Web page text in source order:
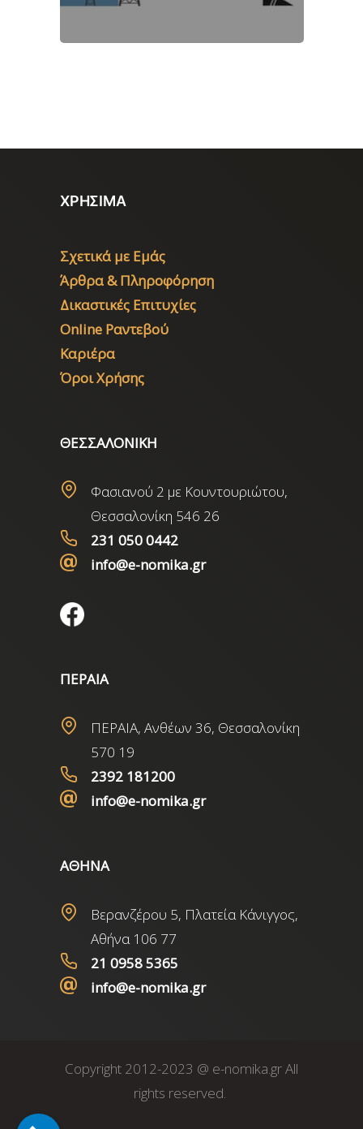
ΧΡΗΣΙΜΑ
Σχετικά με Εμάς
Άρθρα & Πληροφόρηση
Δικαστικές Επιτυχίες
Online Ραντεβού
Καριέρα
Όροι Χρήσης
ΘΕΣΣΑΛΟΝΙΚΗ
Φασιανού 2 με Κουντουριώτου,
Θεσσαλονίκη 546 26
231 050 0442
info@e-nomika.gr
ΠΕΡΑΙΑ
ΠΕΡΑΙΑ, Ανθέων 36, Θεσσαλονίκη
570 19
2392 181200
info@e-nomika.gr
ΑΘΗΝΑ
Βερανζέρου 5, Πλατεία Κάνιγγος,
Αθήνα 106 77
21 0958 5365
info@e-nomika.gr
Copyright 2012-2023 @ e-nomika.gr All
rights reserved.